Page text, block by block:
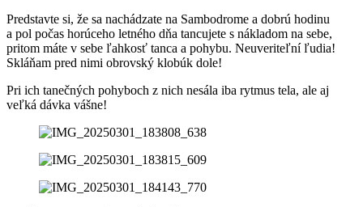
Predstavte si, že sa nachádzate na Sambodrome a dobrú hodinu
a pol počas horúceho letného dňa tancujete s nákladom na sebe,
pritom máte v sebe ľahkosť tanca a pohybu. Neuveriteľní ľudia!
Skláňam pred nimi obrovský klobúk dole!
Pri ich tanečných pohyboch z nich nesála iba rytmus tela, ale aj
veľká dávka vášne!